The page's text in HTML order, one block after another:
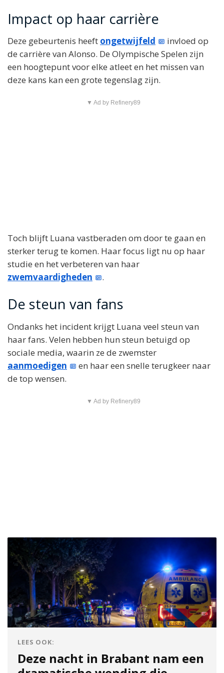
Impact op haar carrière
Deze gebeurtenis heeft ongetwijfeld
invloed op
de carrière van Alonso. De Olympische Spelen zijn
een hoogtepunt voor elke atleet en het missen van
deze kans kan een grote tegenslag zijn.
▼ Ad by Refinery89
Toch blijft Luana vastberaden om door te gaan en
sterker terug te komen. Haar focus ligt nu op haar
studie en het verbeteren van haar
zwemvaardigheden
.
De steun van fans
Ondanks het incident krijgt Luana veel steun van
haar fans. Velen hebben hun steun betuigd op
sociale media, waarin ze de zwemster
aanmoedigen
en haar een snelle terugkeer naar
de top wensen.
▼ Ad by Refinery89
LEES OOK:
Deze nacht in Brabant nam een